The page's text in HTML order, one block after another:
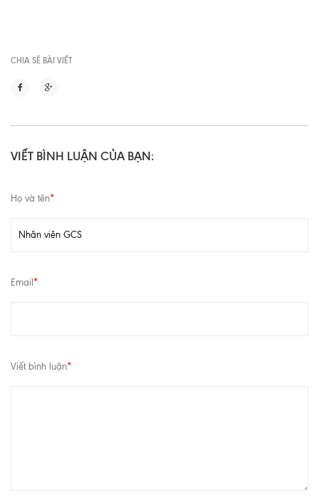
CHIA SẼ BÀI VIẾT
VIẾT BÌNH LUẬN CỦA BẠN:
Họ và tên*
Email *
Viết bình luận*